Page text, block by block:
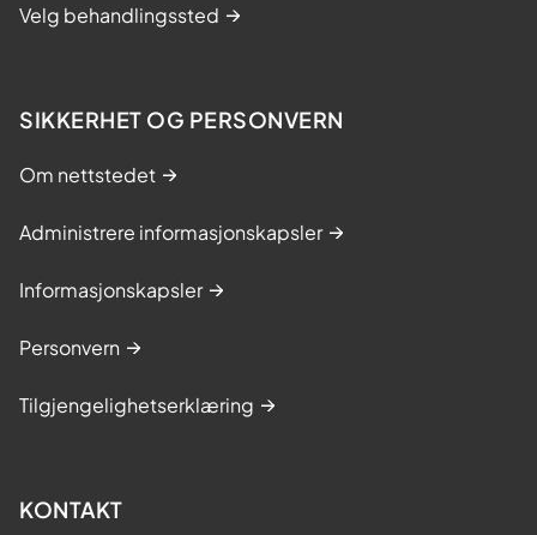
Velg behandlingssted
SIKKERHET OG PERSONVERN
Om nettstedet
Administrere informasjonskapsler
Informasjonskapsler
Personvern
Tilgjengelighetserklæring
KONTAKT